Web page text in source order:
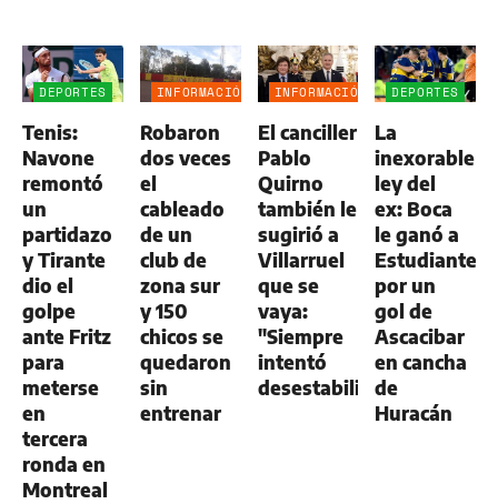
DEPORTES
Tenis:
Navone
remontó
un
partidazo
y Tirante
dio el
golpe
ante Fritz
para
meterse
en
tercera
ronda en
Montreal
INFORMACIÓN
Robaron
dos veces
el
cableado
de un
club de
zona sur
y 150
chicos se
quedaron
sin
entrenar
INFORMACIÓN
El canciller
Pablo
Quirno
también le
sugirió a
Villarruel
que se
vaya:
"Siempre
intentó
desestabilizar"
DEPORTES
La
inexorable
ley del
ex: Boca
le ganó a
Estudiantes
por un
gol de
Ascacibar
en cancha
de
Huracán